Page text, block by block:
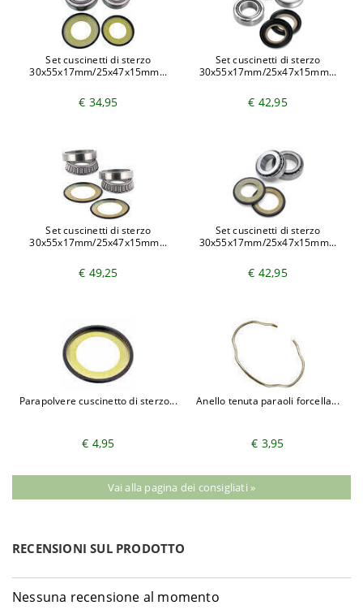
Set cuscinetti di sterzo
30x55x17mm/25x47x15mm...
€ 34,95
Set cuscinetti di sterzo
30x55x17mm/25x47x15mm...
€ 42,95
Set cuscinetti di sterzo
30x55x17mm/25x47x15mm...
€ 49,25
Set cuscinetti di sterzo
30x55x17mm/25x47x15mm...
€ 42,95
Parapolvere cuscinetto di sterzo...
€ 4,95
Anello tenuta paraoli forcella...
€ 3,95
Vai alla pagina dei consigliati »
RECENSIONI SUL PRODOTTO
Nessuna recensione al momento